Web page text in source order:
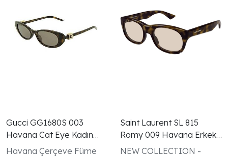
Gucci GG1680S 003
Havana Cat Eye Kadın
Güneş Gözlüğü
Havana Çerçeve Füme
Saint Laurent SL 815
Romy 009 Havana Erkek
Kadın Gözlüğü
NEW COLLECTION -